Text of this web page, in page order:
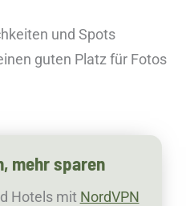
und Spots
guten Platz für Fotos
mehr sparen
Hotels mit NordVPN